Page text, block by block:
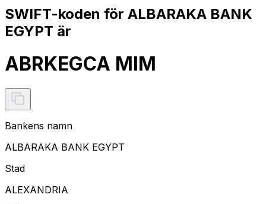
SWIFT-koden för ALBARAKA BANK
EGYPT är
ABRKEGCA MIM
Bankens namn
ALBARAKA BANK EGYPT
Stad
ALEXANDRIA